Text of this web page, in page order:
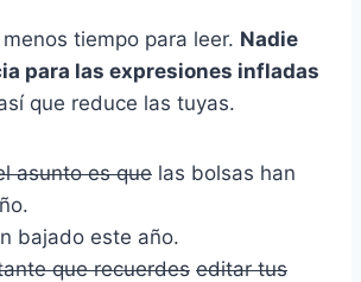
tiempo para leer. Nadie
para las expresiones infladas
que reduce las tuyas.
asunto es que las bolsas han
bajado este año.
que recuerdes editar tus